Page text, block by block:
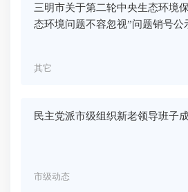
三明市关于第二轮中央生态环境
态环境问题不容忽视”问题销号公
其它
民主党派市级组织新老领导班子
市级动态